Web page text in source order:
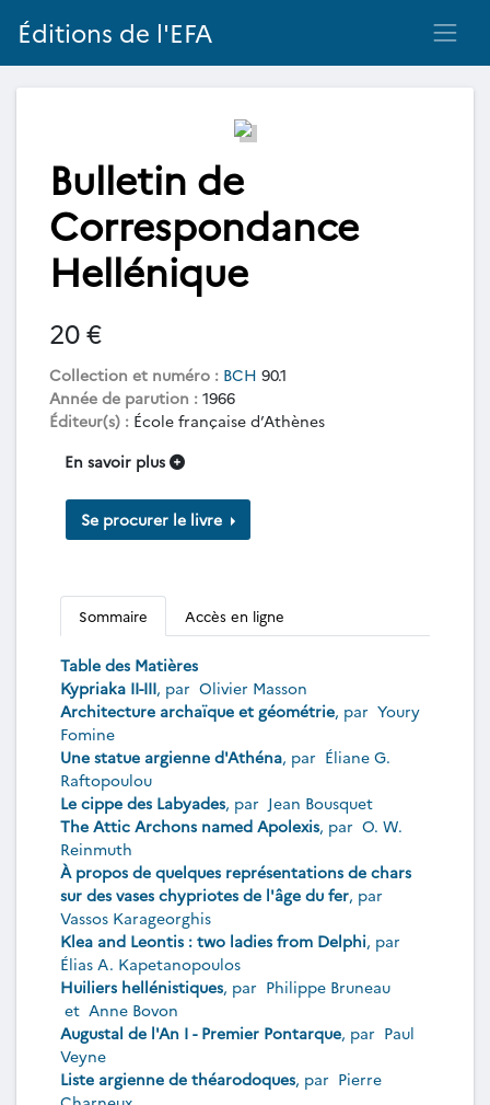
Éditions de l'EFA
Bulletin de
Correspondance
Hellénique
20 €
Collection et numéro : BCH 90.1
Année de parution : 1966
Éditeur(s) : École française d’Athènes
En savoir plus
Se procurer le livre
Sommaire Accès en ligne
Table des Matières
Kypriaka II-III, par Olivier Masson
Architecture archaïque et géométrie, par Youry
Fomine
Une statue argienne d'Athéna, par Éliane G.
Raftopoulou
Le cippe des Labyades, par Jean Bousquet
The Attic Archons named Apolexis, par O. W.
Reinmuth
À propos de quelques représentations de chars
sur des vases chypriotes de l'âge du fer, par
Vassos Karageorghis
Klea and Leontis : two ladies from Delphi, par
Élias A. Kapetanopoulos
Huiliers hellénistiques, par Philippe Bruneau
et Anne Bovon
Augustal de l'An I - Premier Pontarque, par Paul
Veyne
Liste argienne de théarodoques, par Pierre